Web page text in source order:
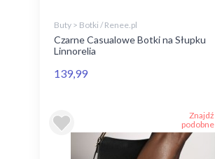
Buty > Botki / Renee.pl
Czarne Casualowe Botki na Słupku
Linnorelia
139,99
Znajdź
podobne